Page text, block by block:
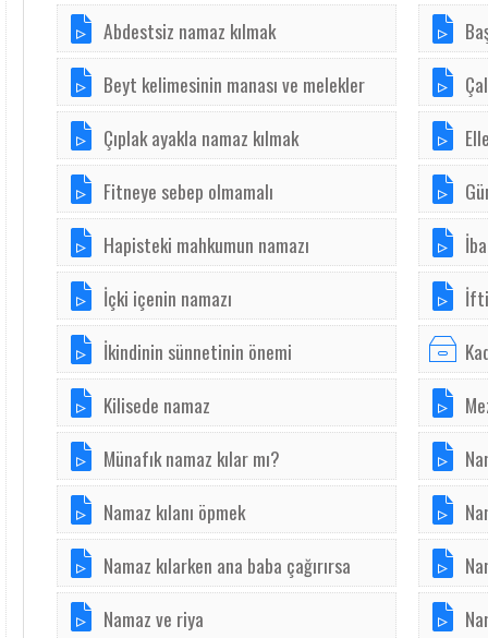
Abdestsiz namaz kılmak
Beyt kelimesinin manası ve melekler
Çıplak ayakla namaz kılmak
Fitneye sebep olmamalı
Hapisteki mahkumun namazı
İçki içenin namazı
İkindinin sünnetinin önemi
Kilisede namaz
Münafık namaz kılar mı?
Namaz kılanı öpmek
Namaz kılarken ana baba çağırırsa
Namaz ve riya